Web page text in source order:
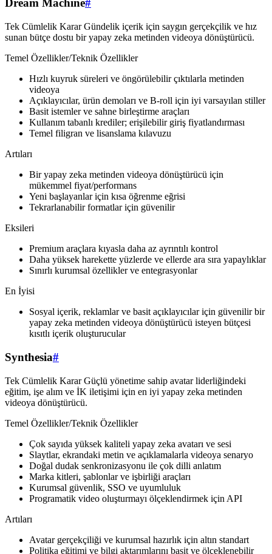
Dream Machine#
Tek Cümlelik Karar Gündelik içerik için saygın gerçekçilik ve hız
sunan bütçe dostu bir yapay zeka metinden videoya dönüştürücü.
Temel Özellikler/Teknik Özellikler
Hızlı kuyruk süreleri ve öngörülebilir çıktılarla metinden
videoya
Açıklayıcılar, ürün demoları ve B-roll için iyi varsayılan stiller
Basit istemler ve sahne birleştirme araçları
Kullanım tabanlı krediler; erişilebilir giriş fiyatlandırması
Temel filigran ve lisanslama kılavuzu
Artıları
Bir yapay zeka metinden videoya dönüştürücü için
mükemmel fiyat/performans
Yeni başlayanlar için kısa öğrenme eğrisi
Tekrarlanabilir formatlar için güvenilir
Eksileri
Premium araçlara kıyasla daha az ayrıntılı kontrol
Daha yüksek harekette yüzlerde ve ellerde ara sıra yapaylıklar
Sınırlı kurumsal özellikler ve entegrasyonlar
En İyisi
Sosyal içerik, reklamlar ve basit açıklayıcılar için güvenilir bir
yapay zeka metinden videoya dönüştürücü isteyen bütçesi
kısıtlı içerik oluşturucular
Synthesia#
Tek Cümlelik Karar Güçlü yönetime sahip avatar liderliğindeki
eğitim, işe alım ve İK iletişimi için en iyi yapay zeka metinden
videoya dönüştürücü.
Temel Özellikler/Teknik Özellikler
Çok sayıda yüksek kaliteli yapay zeka avatarı ve sesi
Slaytlar, ekrandaki metin ve açıklamalarla videoya senaryo
Doğal dudak senkronizasyonu ile çok dilli anlatım
Marka kitleri, şablonlar ve işbirliği araçları
Kurumsal güvenlik, SSO ve uyumluluk
Programatik video oluşturmayı ölçeklendirmek için API
Artıları
Avatar gerçekçiliği ve kurumsal hazırlık için altın standart
Politika eğitimi ve bilgi aktarımlarını basit ve ölçeklenebilir